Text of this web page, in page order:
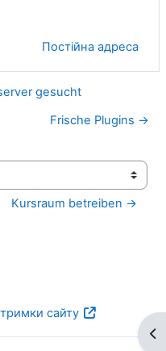
Постійна адреса
gesucht
Frische Plugins →
Kursraum betreiben →
сайту